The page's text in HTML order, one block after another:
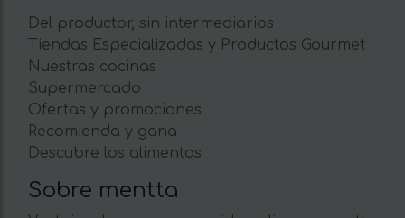
Del productor, sin intermediarios
Tiendas Especializadas y Productos Gourmet
Nuestras cocinas
Supermercado
Ofertas y promociones
Recomienda y gana
Descubre los alimentos
Sobre mentta